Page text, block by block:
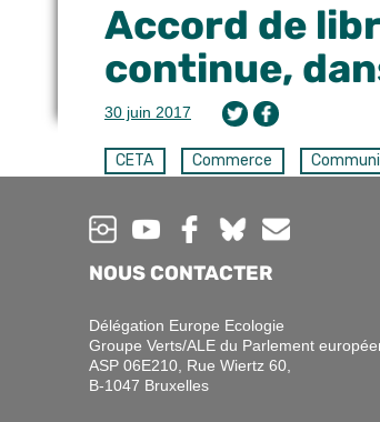
Accord de
continue,
30 juin 2017
CETA Commerce
Alors que la Commission
échange avec le Japon
qui remet en cause
Pour Yannick JADOT
député
« La Commission européenne et les
NOUS CONTACTER
Délégation Europe Ecologie
Groupe Verts/ALE du Parlement
ASP 06E210, Rue Wiertz 60,
B-1047 Bruxelles